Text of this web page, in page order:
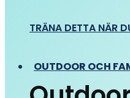
TRÄNA DETTA NÄR
OUTDOOR OCH